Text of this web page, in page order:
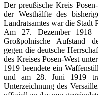
Der preußische Kreis
der Westhälfte des
Landratsamtes war die Stadt
Am 27. Dezember 1918
Großpolnische Aufstand
gegen die deutsche
des Kreises Posen-West
1919 beendete ein
und am 28. Juni 1919
Unterzeichnung des